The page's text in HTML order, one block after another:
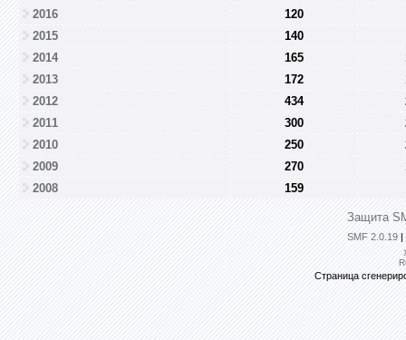
2016
120
2015
140
2014
165
2013
172
2012
434
2011
300
2010
250
2009
270
2008
159
Защита
SMF 2.0.19 |
Страница